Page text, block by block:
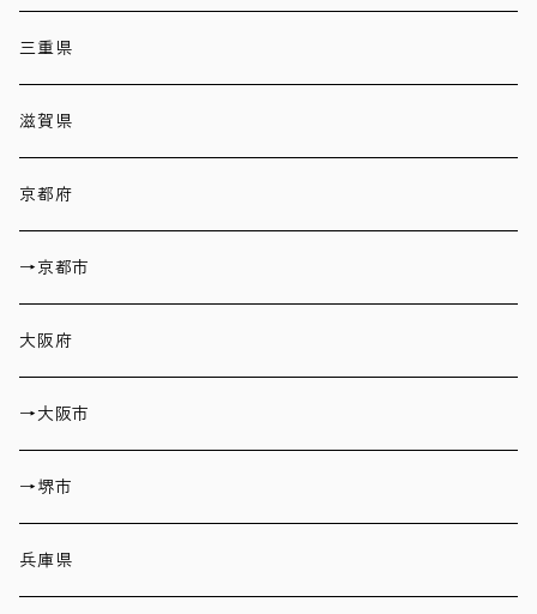
三重県
滋賀県
京都府
→京都市
大阪府
→大阪市
→堺市
兵庫県